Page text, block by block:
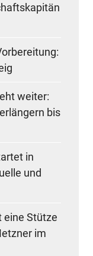
weiter:
bis
in
und
eine Stütze
im